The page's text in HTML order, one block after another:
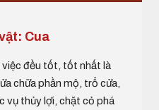
Cua
đều tốt, tốt nhất là
chữa phần mộ, trổ cửa,
vụ thủy lợi, chặt cỏ phá